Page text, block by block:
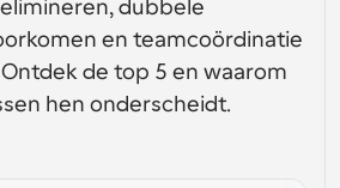
voor groepen
voor meer controle en
het Cal.com-platform
dubbele
en teamcoördinatie
de top 5 en waarom
hen onderscheidt.